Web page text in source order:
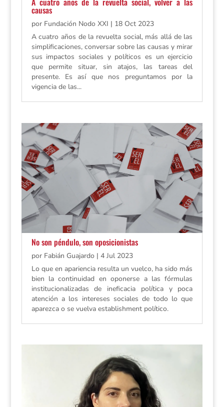
causas
por Fundación Nodo XXI | 18 Oct 2023
A cuatro años de la revuelta social, más allá de las
simplificaciones, conversar sobre las causas y mirar
sus impactos sociales y políticos es un ejercicio
que permite situar, sin atajos, las tareas del
presente. Es así que nos preguntamos por la
vigencia de las...
No son péndulo, son oposicionistas
por Fabián Guajardo| 4 Jul 2023
Lo que en apariencia resulta un vuelco, ha sido más
bien la continuidad en oponerse a las fórmulas
institucionalizadas de ineficacia política y poca
atención a los intereses sociales de todo lo que
aparezca o se vuelva establishment político.